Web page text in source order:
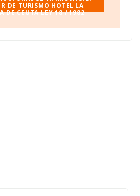
DE TURISMO HOTEL LA
DE CEUTA LEY 18 / 1982